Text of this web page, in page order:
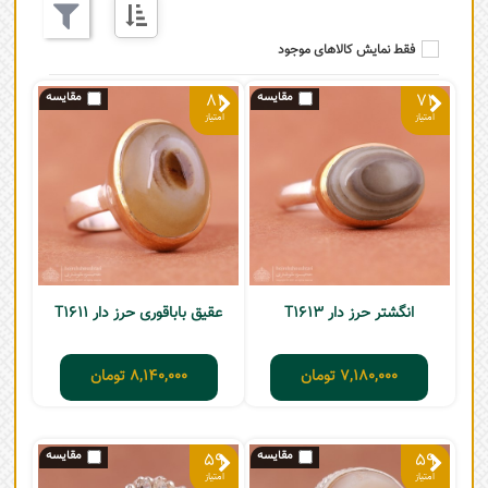
فقط نمایش کالاهای موجود
71
انگشتر حرز دار T1613
7,180,000 تومان
81
عقیق باباقوری حرز دار T1611
8,140,000 تومان
59
59